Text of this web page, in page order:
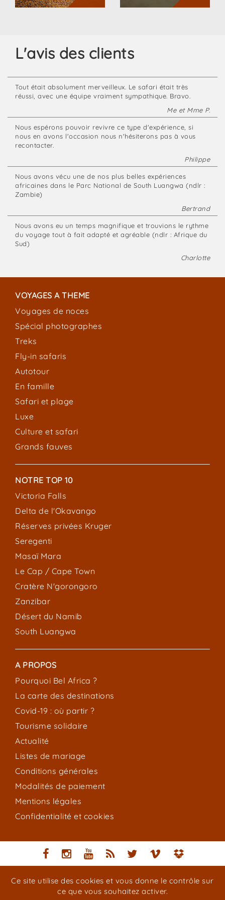
Ce site utilise des cookies et vous donne le contrôle sur
ce que vous souhaitez activer.
desert
L'avis des clients
Tout était absolument merveilleux. Le safari était très
réussi, avec une équipe vraiment sympathique. Bravo.
Me et Mme P.
Nous espérons pouvoir revivre ce type d'expérience, si
nous en avons l'occasion nous n'hésiterons pas à vous
recontacter.
Philippe
Nous avons vécu une de nos plus belles expériences
africaines dans le Parc National de South Luangwa (ndlr :
Zambie)
Bertrand
Nous avons eu un temps magnifique et trouvions le rythme
du voyage tout à fait adapté et agréable (ndlr : Afrique du
Sud)
Charlotte
VOYAGES A THEME
Voyages de noces
Spécial photographes
Treks
Fly-in safaris
Autotour
En famille
Safari et plage
Luxe
Culture et safari
Grands fauves
NOTRE TOP 10
Victoria Falls
Delta de l'Okavango
Réserves privées Kruger
Seregenti
Masaï Mara
Le Cap / Cape Town
Cratère N'gorongoro
Zanzibar
Désert du Namib
South Luangwa
A PROPOS
Pourquoi Bel Africa ?
La carte des destinations
Covid-19 : où partir ?
Tourisme solidaire
Actualité
Listes de mariage
Conditions générales
Modalités de paiement
Mentions légales
Confidentialité et cookies
Copyright © Bel Africa / Aérocap Services 2016–2026.
Reproduction des textes, logos et photos contenus dans ce site